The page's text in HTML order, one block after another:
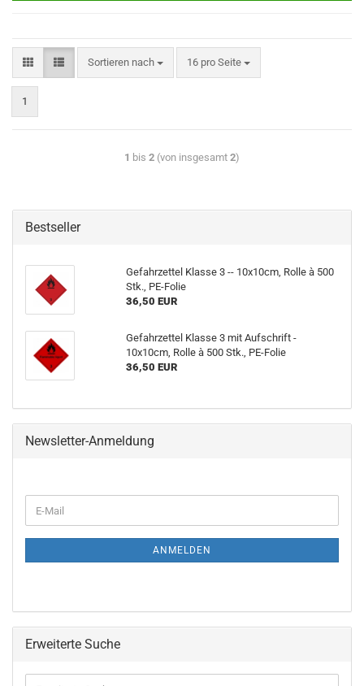
Sortieren nach 16 pro Seite
1
1 bis 2 (von insgesamt 2)
Bestseller
Gefahrzettel Klasse 3 -- 10x10cm, Rolle à 500
Stk., PE-Folie
36,50 EUR
Gefahrzettel Klasse 3 mit Aufschrift -
10x10cm, Rolle à 500 Stk., PE-Folie
36,50 EUR
Newsletter-Anmeldung
ANMELDEN
Erweiterte Suche